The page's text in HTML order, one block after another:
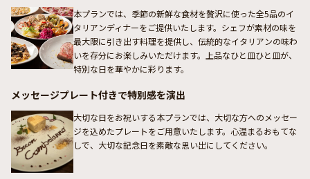
本プランでは、季節の新鮮な食材を贅沢に使った全5品のイ
タリアンディナーをご提供いたします。シェフが素材の味を
最大限に引き出す料理を提供し、伝統的なイタリアンの味わ
いを存分にお楽しみいただけます。上品なひと皿ひと皿が、
特別な日を華やかに彩ります。
メッセージプレート付きで特別感を演出
大切な日をお祝いする本プランでは、大切な方へのメッセー
ジを込めたプレートをご用意いたします。心温まるおもてな
しで、大切な記念日を素敵な思い出にしてください。